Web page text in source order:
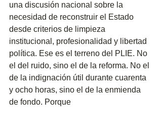
una discusión nacional sobre la
necesidad de reconstruir el Estado
desde criterios de limpieza
institucional, profesionalidad y libertad
política. Ese es el terreno del PLIE. No
el del ruido, sino el de la reforma. No el
de la indignación útil durante cuarenta
y ocho horas, sino el de la enmienda
de fondo. Porque